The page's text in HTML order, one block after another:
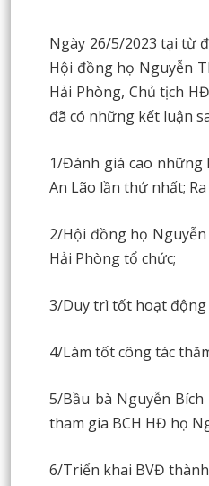
Ngày 26/5/2023 tại từ
Hội đồng họ Nguyễn
Hải Phòng, Chủ tịch
đã có những kết luận
1/Đánh giá cao những
An Lão lần thứ nhất;
2/Hội đồng họ
Hải Phòng tổ chức;
3/Duy trì tốt hoạt
4/Làm tốt công tác
5/Bầu bà Nguyễn
tham gia BCH HĐ họ
6/Triển khai BVĐ